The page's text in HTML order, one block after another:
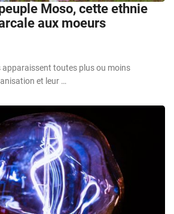
Moso, cette ethnie
aux moeurs
apparaissent toutes plus ou moins
et leur …